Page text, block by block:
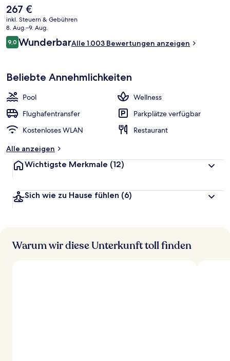
Bahn-Station Taksim sind es 4 Minuten und zur U-Bahn-Station
Findikli 7 Minuten.
Der
aktuelle
Preis
beträgt
267 €.
267 €
inkl. Steuern & Gebühren
8. Aug.–9. Aug.
Bewertungen
9,09,0 von 10.
WunderbarAlle 1.003 Bewertungen anzeigen
Beliebte Annehmlichkeiten
Pool
Wellness
Flughafentransfer
Parkplätze verfügbar
Kostenloses WLAN
Restaurant
Alle anzeigen
Wichtigste Merkmale (12)
Sich wie zu Hause fühlen (6)
Warum wir diese Unterkunft toll finden